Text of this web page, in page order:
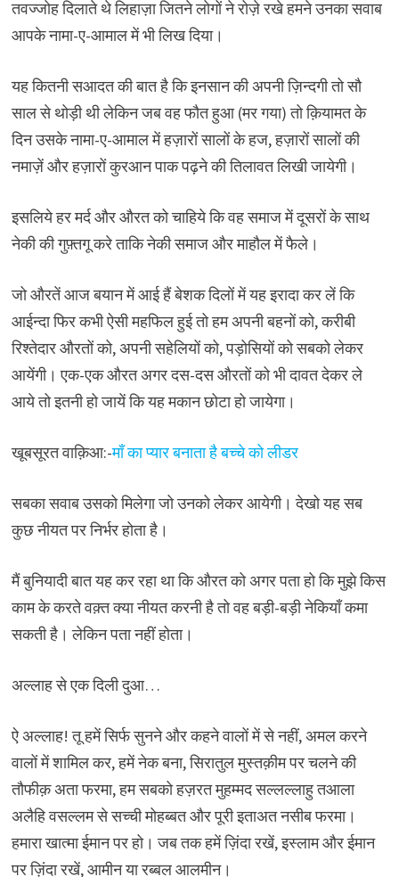
तवज्जोह दिलाते थे लिहाज़ा जितने लोगों ने रोज़े रखे हमने उनका सवाब
आपके नामा-ए-आमाल में भी लिख दिया।
यह कितनी सआदत की बात है कि इनसान की अपनी ज़िन्दगी तो सौ
साल से थोड़ी थी लेकिन जब वह फौत हुआ (मर गया) तो क़ियामत के
दिन उसके नामा-ए-आमाल में हज़ारों सालों के हज, हज़ारों सालों की
नमाज़ें और हज़ारों कुरआन पाक पढ़ने की तिलावत लिखी जायेगी।
इसलिये हर मर्द और औरत को चाहिये कि वह समाज में दूसरों के साथ
नेकी की गुफ़्तगू करे ताकि नेकी समाज और माहौल में फैले।
जो औरतें आज बयान में आई हैं बेशक दिलों में यह इरादा कर लें कि
आईन्दा फिर कभी ऐसी महफिल हुई तो हम अपनी बहनों को, करीबी
रिश्तेदार औरतों को, अपनी सहेलियों को, पड़ोसियों को सबको लेकर
आयेंगी। एक-एक औरत अगर दस-दस औरतों को भी दावत देकर ले
आये तो इतनी हो जायें कि यह मकान छोटा हो जायेगा।
खूबसूरत वाक़िआ:-माँ का प्यार बनाता है बच्चे को लीडर
सबका सवाब उसको मिलेगा जो उनको लेकर आयेगी। देखो यह सब
कुछ नीयत पर निर्भर होता है।
मैं बुनियादी बात यह कर रहा था कि औरत को अगर पता हो कि मुझे किस
काम के करते वक़्त क्या नीयत करनी है तो वह बड़ी-बड़ी नेकियाँ कमा
सकती है। लेकिन पता नहीं होता।
अल्लाह से एक दिली दुआ…
ऐ अल्लाह! तू हमें सिर्फ सुनने और कहने वालों में से नहीं, अमल करने
वालों में शामिल कर, हमें नेक बना, सिरातुल मुस्तक़ीम पर चलने की
तौफीक़ अता फरमा, हम सबको हज़रत मुहम्मद सल्लल्लाहु तआला
अलैहि वसल्लम से सच्ची मोहब्बत और पूरी इताअत नसीब फरमा।
हमारा खात्मा ईमान पर हो। जब तक हमें ज़िंदा रखें, इस्लाम और ईमान
पर ज़िंदा रखें, आमीन या रब्बल आलमीन।